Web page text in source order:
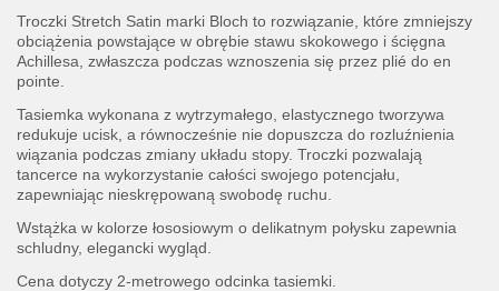
Troczki Stretch Satin marki Bloch to rozwiązanie, które zmniejszy
obciążenia powstające w obrębie stawu skokowego i ścięgna
Achillesa, zwłaszcza podczas wznoszenia się przez plié do en
pointe.
Tasiemka wykonana z wytrzymałego, elastycznego tworzywa
redukuje ucisk, a równocześnie nie dopuszcza do rozluźnienia
wiązania podczas zmiany układu stopy. Troczki pozwalają
tancerce na wykorzystanie całości swojego potencjału,
zapewniając nieskrępowaną swobodę ruchu.
Wstążka w kolorze łososiowym o delikatnym połysku zapewnia
schludny, elegancki wygląd.
Cena dotyczy 2-metrowego odcinka tasiemki.